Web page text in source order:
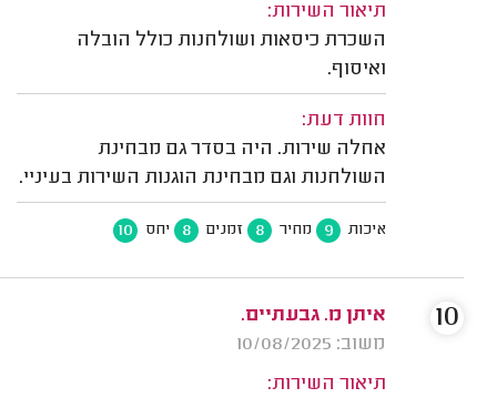
תיאור השירות:
השכרת כיסאות ושולחנות כולל הובלה
ואיסוף.
חוות דעת:
אחלה שירות. היה בסדר גם מבחינת
השולחנות וגם מבחינת הוגנות השירות בעיניי.
איכות 9 מחיר 8 זמנים 8 יחס 10
איתן מ. גבעתיים.
משוב: 10/08/2025
תיאור השירות:
10